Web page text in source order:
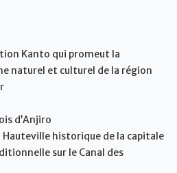
Kanto qui promeut la
naturel et culturel de la région
d’Anjiro
Hauteville historique de la capitale
sur le Canal des